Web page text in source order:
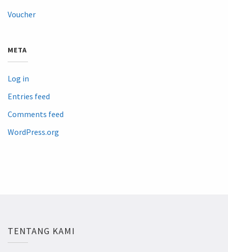
Voucher
META
Log in
Entries feed
Comments feed
WordPress.org
TENTANG KAMI